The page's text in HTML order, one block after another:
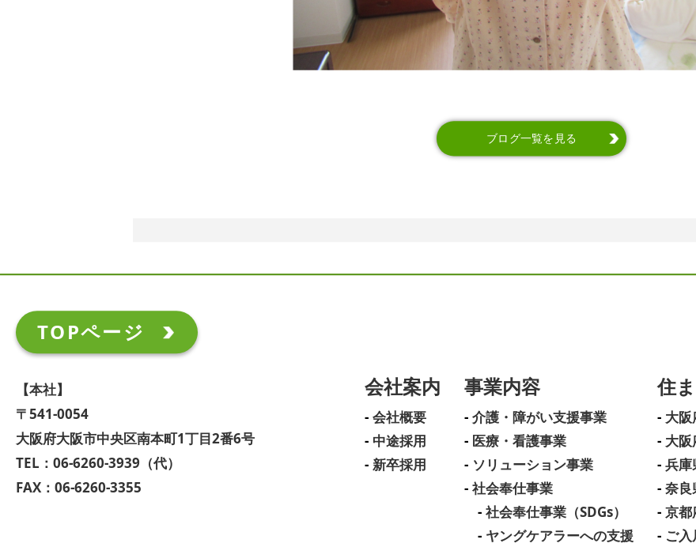
ブログ一覧を見る
TOPページ
【本社】
〒541-0054
大阪府大阪市中央区南本町1丁目2番6号
TEL：06-6260-3939（代）
FAX：06-6260-3355
会社案内
会社概要
中途採用
新卒採用
事業内容
介護・障がい支援事業
医療・看護事業
ソリューション事業
社会奉仕事業
社会奉仕事業（SDGs）
ヤングケアラーへの支援
住
大阪
大阪
兵庫
奈良
京都
ご